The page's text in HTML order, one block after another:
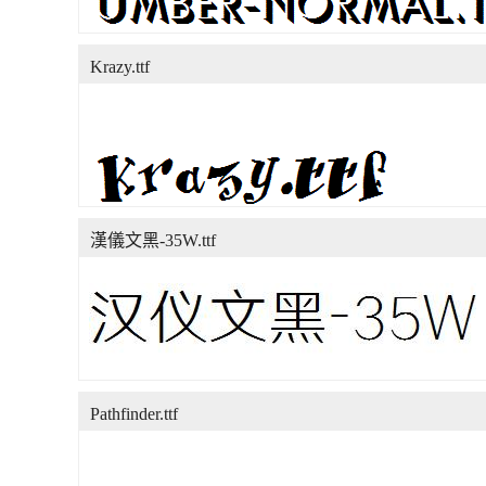
Krazy.ttf
漢儀文黑-35W.ttf
Pathfinder.ttf